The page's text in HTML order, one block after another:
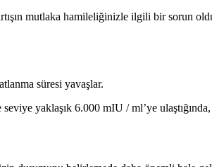
mutlaka hamileliğinizle ilgili bir sorun
süresi yavaşlar.
yaklaşık 6.000 mIU / ml’ye